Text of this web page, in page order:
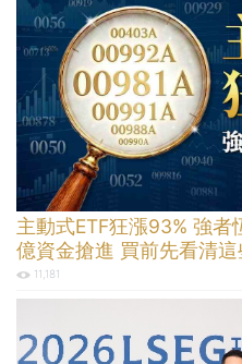
主動式ETF狂漲93% 強
億資金搶進 買前先看清這
11,181